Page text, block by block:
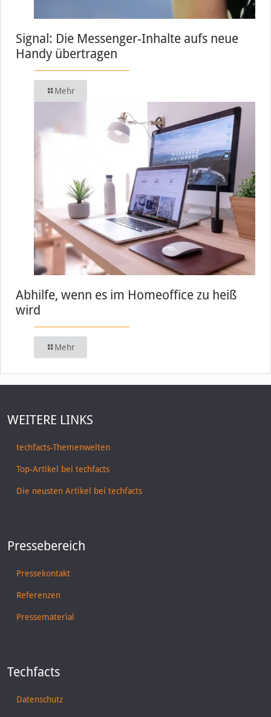
Signal: Die Messenger-Inhalte aufs neue
Handy übertragen
Mehr
Abhilfe, wenn es im Homeoffice zu heiß
wird
Mehr
WEITERE LINKS
techfacts-Themenwelten
Top-Artikel bei techfacts
Die neusten Artikel bei techfacts
Pressebereich
Pressekontakt
Referenzen
Pressematerial
Techfacts
Datenschutz